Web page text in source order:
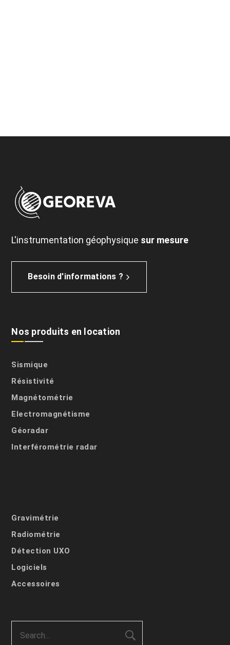
L'instrumentation géophysique sur mesure
Besoin d'informations ?
Nos produits en location
Sismique
Résistivité
Magnétométrie
Electromagnétisme
Géoradar
Interférométrie radar
Gravimétrie
Radiométrie
Détection UXO
Logiciels
Accessoires